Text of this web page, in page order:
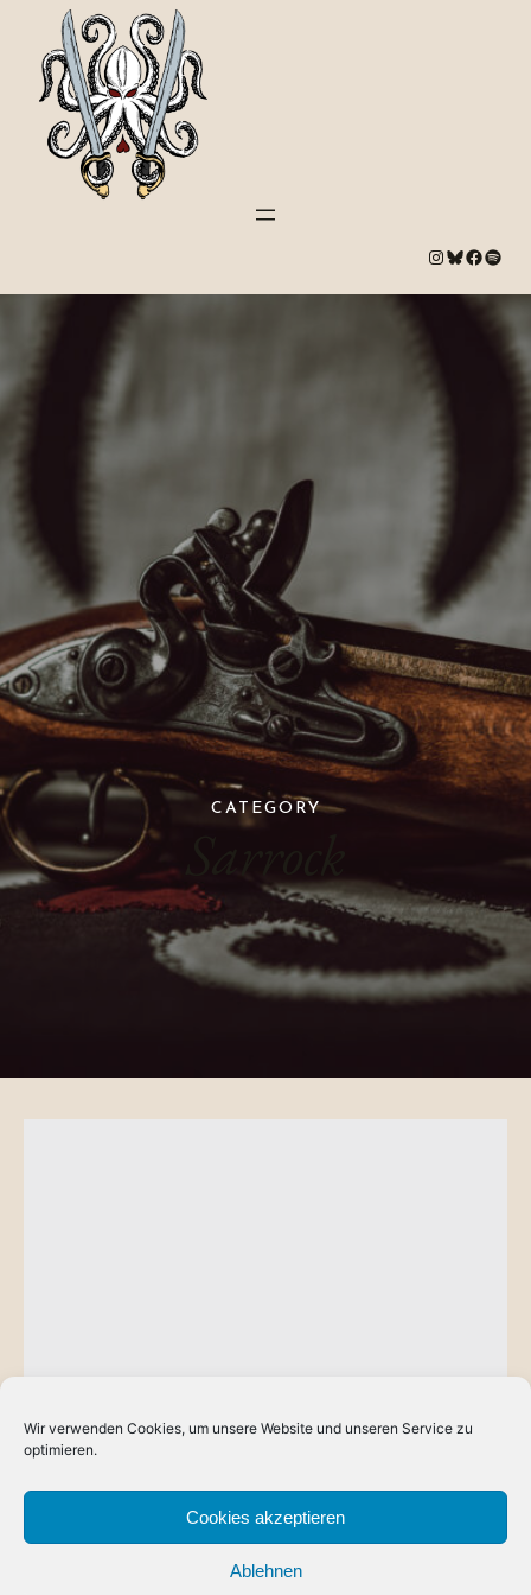
Wir verwenden Cookies, um unsere Website und unseren Service zu
optimieren.
Cookies akzeptieren
Ablehnen
# Bluesky # Spotify
CATEGORY
BLOG
Reichsritter: Reisekleidung, Kapitel II
Viel zu viele Ideen. Zu jeder Skizze fallen einem direkt neue
Varianten und Möglichkeiten ein. Also mir zumindest. Doch